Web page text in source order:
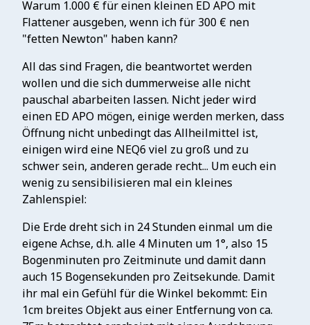
Warum 1.000 € für einen kleinen ED APO mit
Flattener ausgeben, wenn ich für 300 € nen
"fetten Newton" haben kann?
All das sind Fragen, die beantwortet werden
wollen und die sich dummerweise alle nicht
pauschal abarbeiten lassen. Nicht jeder wird
einen ED APO mögen, einige werden merken, dass
Öffnung nicht unbedingt das Allheilmittel ist,
einigen wird eine NEQ6 viel zu groß und zu
schwer sein, anderen gerade recht... Um euch ein
wenig zu sensibilisieren mal ein kleines
Zahlenspiel:
Die Erde dreht sich in 24 Stunden einmal um die
eigene Achse, d.h. alle 4 Minuten um 1°, also 15
Bogenminuten pro Zeitminute und damit dann
auch 15 Bogensekunden pro Zeitsekunde. Damit
ihr mal ein Gefühl für die Winkel bekommt: Ein
1cm breites Objekt aus einer Entfernung von ca.